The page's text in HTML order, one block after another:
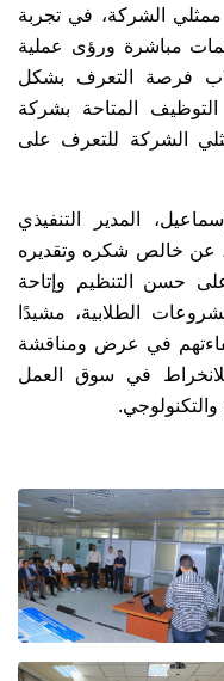
ممثلي الشركة، في تجربة
مباشرة ورؤى عملية
فرصة التعرف بشكل
المتاحة بشركة
الشركة للتعرف على
المدير التنفيذي
عن خالص شكره وتقديره
حسن التنظيم وإتاحة
الطلابية، مشيدًا
في عرض ومناقشة
في سوق العمل